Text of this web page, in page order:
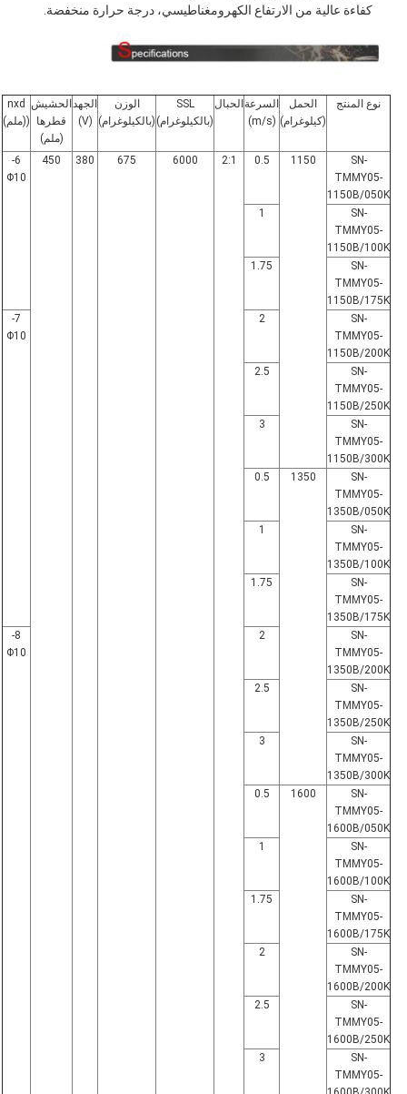
كفاءة عالية من الارتفاع الكهرومغناطيسي، درجة حرارة منخفضة.
نوع المنتج
الحمل
(كيلوغرام)
السرعة
(m/s)
الحبال
SSL
(بالكيلوغرام)
الوزن
(بالكيلوغرام)
الجهد
(V)
الحشيش
قطرها
(ملم)
nxd
((ملم)
SN-
TMMY05-
1150B/050K
1150
0.5
2:1
6000
675
380
450
6-
Φ10
SN-
TMMY05-
1150B/100K
1
SN-
TMMY05-
1150B/175K
1.75
SN-
TMMY05-
1150B/200K
2
7-
Φ10
SN-
TMMY05-
1150B/250K
2.5
SN-
TMMY05-
1150B/300K
3
SN-
TMMY05-
1350B/050K
1350
0.5
SN-
TMMY05-
1350B/100K
1
SN-
TMMY05-
1350B/175K
1.75
SN-
TMMY05-
1350B/200K
2
8-
Φ10
SN-
TMMY05-
1350B/250K
2.5
SN-
TMMY05-
1350B/300K
3
SN-
TMMY05-
1600B/050K
1600
0.5
SN-
TMMY05-
1600B/100K
1
SN-
TMMY05-
1600B/175K
1.75
SN-
TMMY05-
1600B/200K
2
SN-
TMMY05-
1600B/250K
2.5
SN-
TMMY05-
3